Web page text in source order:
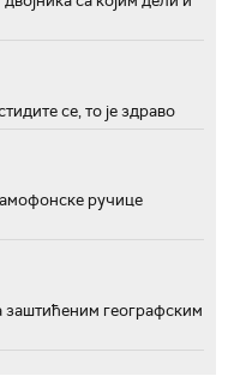
се, то је здраво
ручице
географским